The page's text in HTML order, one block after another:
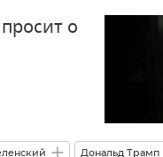
о
Дональд Трамп